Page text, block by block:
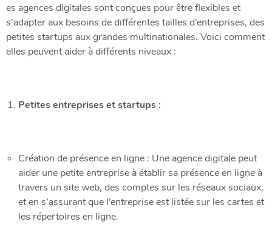
es agences digitales sont conçues pour être flexibles et
s’adapter aux besoins de différentes tailles d’entreprises, des
petites startups aux grandes multinationales. Voici comment
elles peuvent aider à différents niveaux :
Petites entreprises et startups :
Création de présence en ligne : Une agence digitale peut
aider une petite entreprise à établir sa présence en ligne à
travers un site web, des comptes sur les réseaux sociaux,
et en s’assurant que l’entreprise est listée sur les cartes et
les répertoires en ligne.